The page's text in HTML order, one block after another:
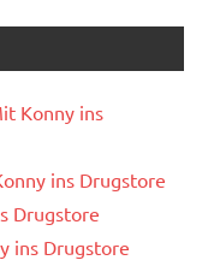
Konny ins
ins Drugstore
Drugstore
ins Drugstore